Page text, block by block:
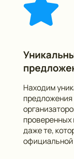
Премьера
летия
Заказать
сайте. У нас
Находим
предложения
даже те,